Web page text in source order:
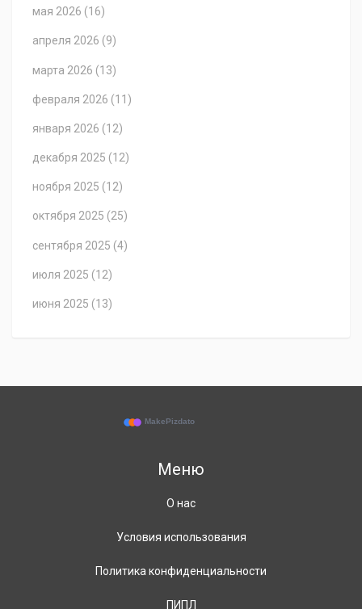
мая 2026 (16)
апреля 2026 (9)
марта 2026 (13)
февраля 2026 (11)
января 2026 (12)
декабря 2025 (12)
ноября 2025 (12)
октября 2025 (25)
сентября 2025 (4)
июля 2025 (12)
июня 2025 (13)
Меню
О нас
Условия использования
Политика конфиденциальности
ПИПЛ